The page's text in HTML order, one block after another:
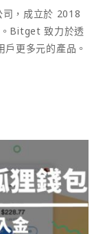
，成立於 2018
Bitget 致力於透
更多元的產品。